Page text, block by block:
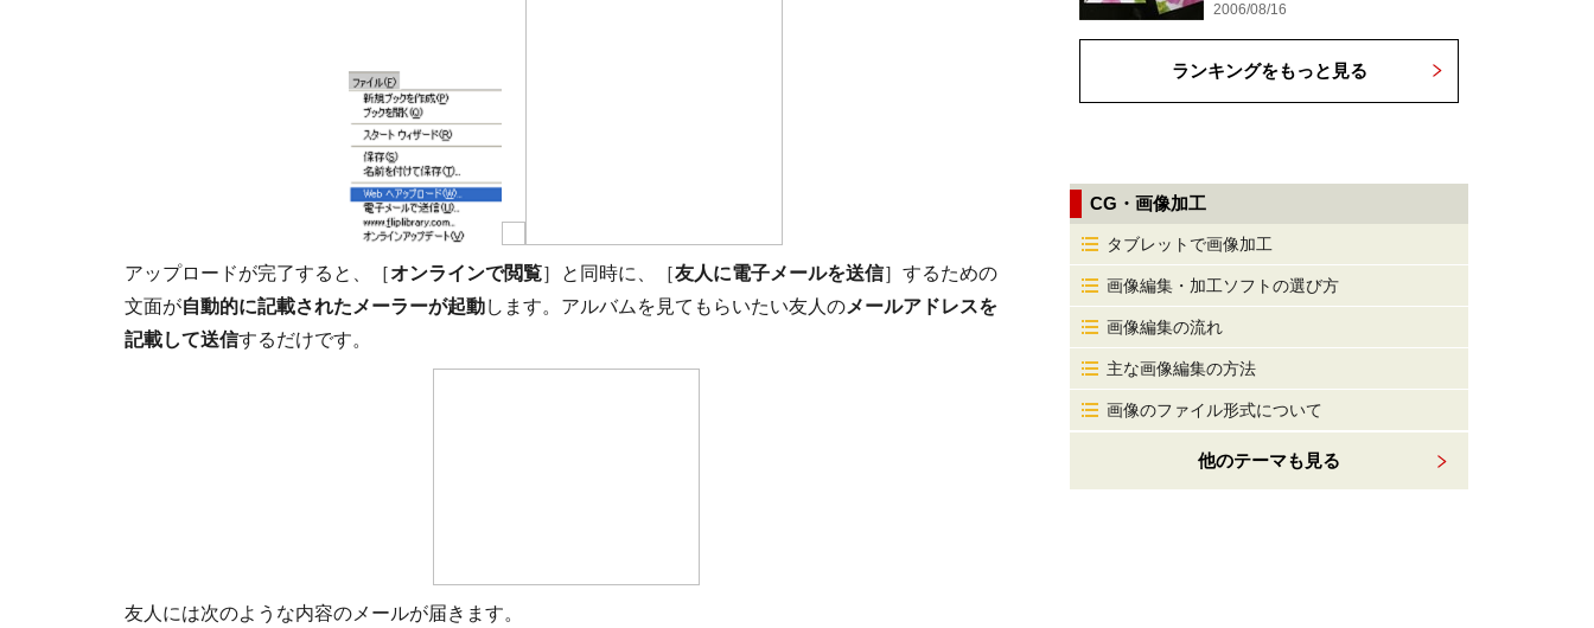
アップロードが完了すると、［オンラインで閲覧］と同時に、［友人に電子メールを送信］するための
文面が自動的に記載されたメーラーが起動します。アルバムを見てもらいたい友人のメールアドレスを
記載して送信するだけです。
友人には次のような内容のメールが届きます。
2006/08/16
ランキングをもっと見る
CG・画像加工
タブレットで画像加工
画像編集・加工ソフトの選び方
画像編集の流れ
主な画像編集の方法
画像のファイル形式について
他のテーマも見る